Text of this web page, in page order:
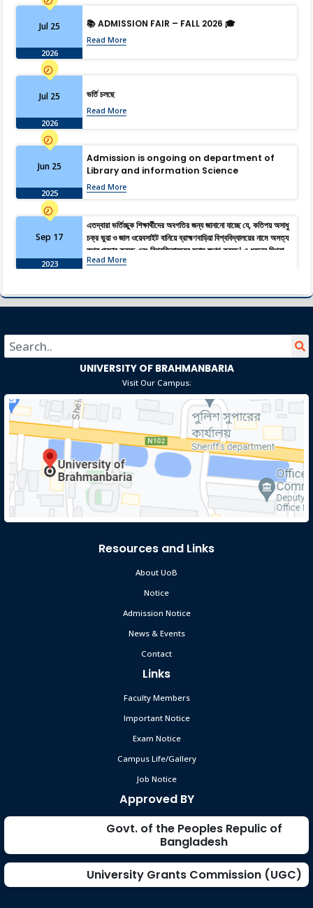
Jul 25
2026
📚 ADMISSION FAIR – FALL 2026 🎓
Read More
Jul 25
2026
ভর্তি চলছে
Read More
Jun 25
2025
Admission is ongoing on department of
Library and information Science
Read More
Sep 17
2023
এতদ্বারা ভর্তিচ্ছুক শিক্ষার্থীদের অবগতির জন্য জানানো যাচ্ছে যে, কতিপয় অসাধু
চক্র ভুয়া ও জাল ওয়েবসাইট বানিয়ে ব্রাহ্মণবাড়িয়া বিশ্ববিদ্যালয়ের নামে অসত্য
তথ্য প্রচার করছে এবং বিশ্ববিদ্যালয়ের সুনাম ক্ষুণ্ণ করছে। এ ধরনের মিথ্যা,
বানোয়াট ও বিভ্রান্তিমূলক তথ্য হতে সজাগ থাকার জন্য সকল শিক্ষার্থী ও
Read More
Sep 14
2023
বসন্ত বরণ ১৪২৯
UNIVERSITY OF BRAHMANBARIA
Visit Our Campus:
Resources and Links
About UoB
Notice
Admission Notice
News & Events
Contact
Links
Faculty Members
Important Notice
Exam Notice
Campus Life/Gallery
Job Notice
Approved BY
Govt. of the Peoples Repulic of
Bangladesh
University Grants Commission (UGC)